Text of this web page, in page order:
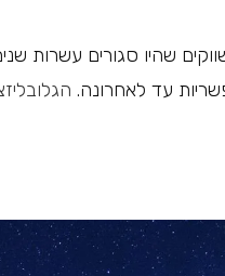
שהיו סגורים עשרות
עד לאחרונה.